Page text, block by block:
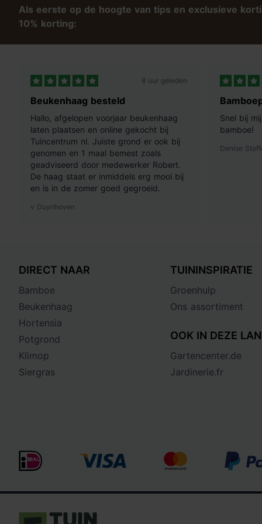
Als eerste op de hoogte van tips en exclusieve
10% korting:
8 uur geleden
Beukenhaag besteld
Hallo, afgelopen voorjaar beukenhaag
laten plaatsen en online gekocht bij
Tuincentrum nl. Juiste grond er ook bij
genomen en 1 maal bemest zoals
geadviseerd door medewerker Robert.
De haag staat er inmiddels erg mooi bij
en is in de zomer goed gegroeid.
v Duynhoven
Snel bij
bamboe!
Denise
DIRECT NAAR
Bamboe
Beukenhaag
Hortensia
Potgrond
Klimop
Siergras
TUININSPIRATIE
Groenhulp
Ons assortiment
OOK IN DEZE
Gartencenter.de
Jardinerie.fr